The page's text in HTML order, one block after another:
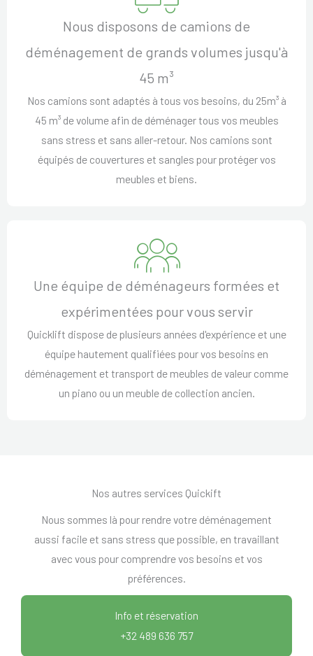
Nous disposons de camions de
déménagement de grands volumes jusqu'à
45 m³
Nos camions sont adaptés à tous vos besoins, du 25m³ à
45 m³ de volume afin de déménager tous vos meubles
sans stress et sans aller-retour. Nos camions sont
équipés de couvertures et sangles pour protéger vos
meubles et biens.
Une équipe de déménageurs formées et
expérimentées pour vous servir
Quicklift dispose de plusieurs années d'expérience et une
équipe hautement qualifiées pour vos besoins en
déménagement et transport de meubles de valeur comme
un piano ou un meuble de collection ancien.
Nos autres services Quickift
Nous sommes là pour rendre votre déménagement
aussi facile et sans stress que possible, en travaillant
avec vous pour comprendre vos besoins et vos
préférences.
Info et réservation
+32 489 636 757